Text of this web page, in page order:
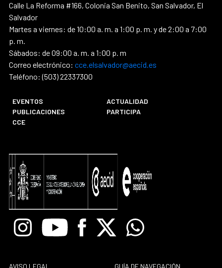
Calle La Reforma #166, Colonia San Benito, San Salvador, El
Salvador
Martes a viernes: de 10:00 a. m. a 1:00 p. m. y de 2:00 a 7:00
p. m.
Sábados: de 09:00 a. m. a 1:00 p. m
Correo electrónico: cce.elsalvador@aecid.es
Teléfono: (503) 22337300
EVENTOS
ACTUALIDAD
PUBLICACIONES
PARTICIPA
CCE
InstagramYoutube Facebook
X Whatsapp